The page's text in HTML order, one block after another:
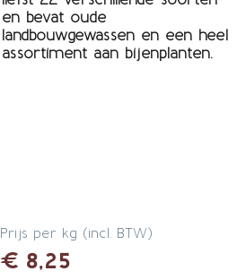
en bevat oude
landbouwgewassen en een heel
assortiment aan bijenplanten.
Prijs per kg (incl. BTW)
€ 8,25